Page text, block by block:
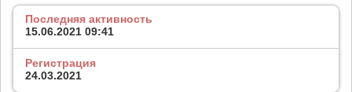
Последняя активность
15.06.2021 09:41
Регистрация
24.03.2021